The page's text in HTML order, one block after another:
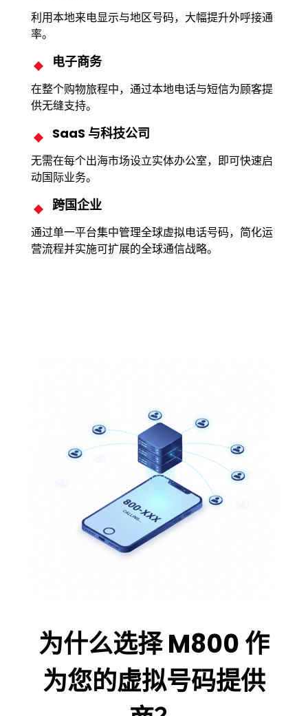
利用本地来电显示与地区号码，大幅提升外呼接通
率。
电子商务
在整个购物旅程中，通过本地电话与短信为顾客提
供无缝支持。
SaaS 与科技公司
无需在每个出海市场设立实体办公室，即可快速启
动国际业务。
跨国企业
通过单一平台集中管理全球虚拟电话号码，简化运
营流程并实施可扩展的全球通信战略。
为什么选择 M800 作
为您的虚拟号码提供